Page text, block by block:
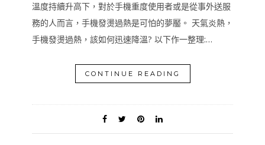
溫度持續升高下，對於手機重度使用者或是從事外送服
務的人而言，手機發燙過熱是可怕的夢靨。 天氣炎熱，
手機發燙過熱，該如何迅速降溫? 以下作一整理:…
CONTINUE READING